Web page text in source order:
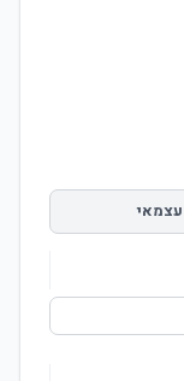
עצמאי